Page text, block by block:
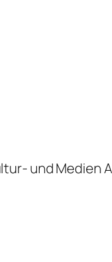
und Medien